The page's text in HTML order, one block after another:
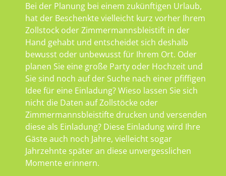
Bei der Planung bei einem zukünftigen Urlaub,
hat der Beschenkte vielleicht kurz vorher Ihrem
Zollstock oder Zimmermannsbleistift in der
Hand gehabt und entscheidet sich deshalb
bewusst oder unbewusst für Ihrem Ort. Oder
planen Sie eine große Party oder Hochzeit und
Sie sind noch auf der Suche nach einer pfiffigen
Idee für eine Einladung? Wieso lassen Sie sich
nicht die Daten auf Zollstöcke oder
Zimmermannsbleistifte drucken und versenden
diese als Einladung? Diese Einladung wird Ihre
Gäste auch noch Jahre, vielleicht sogar
Jahrzehnte später an diese unvergesslichen
Momente erinnern.